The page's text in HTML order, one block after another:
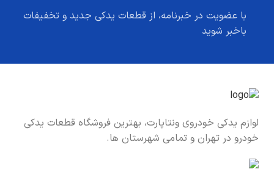
با عضویت در خبرنامه، از قطعات یدکی جدید و تخفیفات
باخبر شوید
لوازم یدکی خودروی ونتاپارت، بهترین فروشگاه قطعات یدکی
خودرو در تهران و تمامی شهرستان ها.